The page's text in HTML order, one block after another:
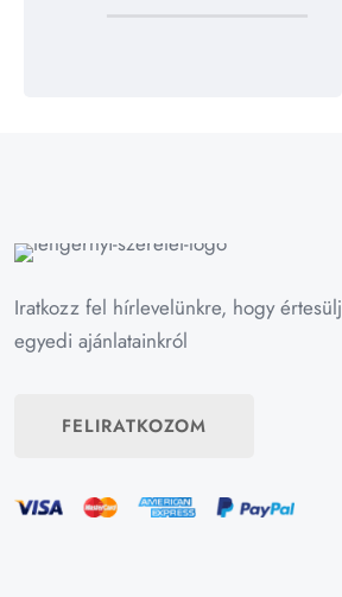
Iratkozz fel hírlevelünkre, hogy értesülj
egyedi ajánlatainkról
FELIRATKOZOM